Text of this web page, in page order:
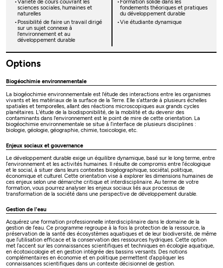
Variété de cours couvrant les
sciences sociales, humaines et
naturelles
Formation solide dans les
fondements théoriques et pratiques
du développement durable
Possibilité de faire un travail dirigé
sur un sujet connexe à
l'environnement et au
développement durable
Vie étudiante dynamique
Options
Biogéochimie environnementale
La biogéochimie environnementale est l'étude des interactions entre les organismes
vivants et les matériaux de la surface de la Terre. Elle s’attarde à plusieurs échelles
spatiales et temporelles, allant des réactions microscopiques aux grands cycles
planétaires. L'étude de la biodisponibilité, de la mobilité et du devenir des
contaminants dans l'environnement est le point de mire de cette orientation. La
biogéochimie environnementale se situe à l’interface de plusieurs disciplines :
biologie, géologie, géographie, chimie, toxicologie, etc.
Enjeux sociaux et gouvernance
Le développement durable exige un équilibre dynamique, basé sur le long terme, entre
l’environnement et les activités humaines. Il résulte de compromis entre l’écologique
et le social, à situer dans leurs contextes biogéographique, sociétal, politique,
économique et culturel. Cette orientation vise à explorer les dimensions humaines de
ces enjeux selon une démarche critique et interdisciplinaire. Au terme de votre
formation, vous pourrez analyser les enjeux sociaux liés aux processus de
transformation de la société dans une perspective de développement durable.
Gestion de l'eau
Acquérez une formation professionnelle interdisciplinaire dans le domaine de la
gestion de l’eau. Ce programme regroupe à la fois la protection de la ressource, la
préservation de la santé des écosystèmes aquatiques et de leur biodiversité, de même
que l’utilisation efficace et la conservation des ressources hydriques. Cette option
met l’accent sur les connaissances scientifiques et techniques en écologie aquatique,
en écotoxicologie et en gestion intégrée des bassins versants. Des notions
complémentaires en économie et en politique permettent d’appliquer les
connaissances scientifiques dans un contexte décisionnel de gestion.